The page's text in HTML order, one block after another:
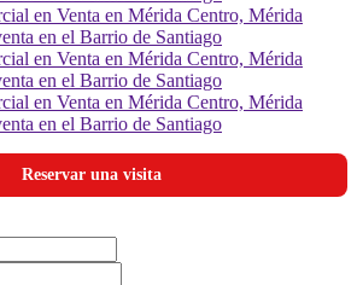
Reservar una visita